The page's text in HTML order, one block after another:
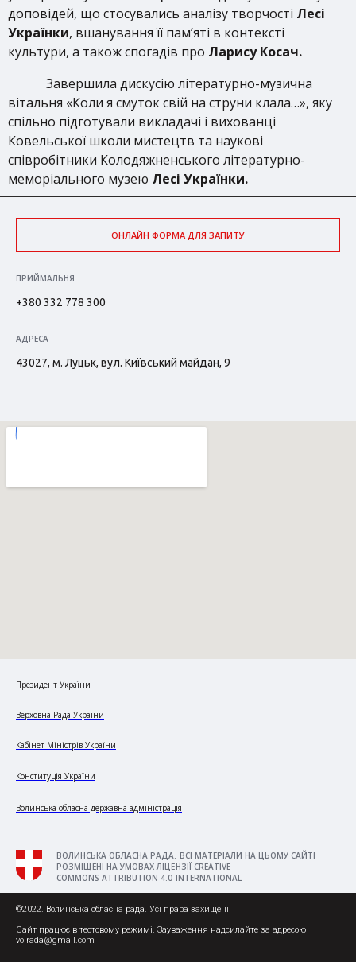
доповідей, що стосувались аналізу творчості Лесі
Українки, вшанування її пам’яті в контексті
культури, а також спогадів про Ларису Косач.
Завершила дискусію літературно-музична
вітальня «Коли я смуток свій на струни клала…», яку
спільно підготували викладачі і вихованці
Ковельської школи мистецтв та наукові
співробітники Колодяжненського літературно-
меморіального музею Лесі Українки.
ОНЛАЙН ФОРМА ДЛЯ ЗАПИТУ
ПРИЙМАЛЬНЯ
+380 332 778 300
АДРЕСА
43027, м. Луцьк, вул. Київський майдан, 9
Президент України
Верховна Рада України
Кабінет Міністрів України
Конституція України
Волинська обласна державна адміністрація
ВОЛИНСЬКА ОБЛАСНА РАДА. ВСІ МАТЕРІАЛИ НА ЦЬОМУ САЙТІ
РОЗМІЩЕНІ НА УМОВАХ ЛІЦЕНЗІЇ CREATIVE
COMMONS ATTRIBUTION 4.0 INTERNATIONAL
©2022. Волинська обласна рада. Усі права захищені
Сайт працює в тестовому режимі. Зауваження надсилайте за адресою
volrada@gmail.com